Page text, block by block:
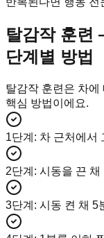
탈감작 훈련
단계별 방법
탈감작 훈련은 차에
핵심 방법이에요.
1단계 : 차 근처에서
2단계 : 시동을 끈 채
3단계 : 시동 켠 채 5